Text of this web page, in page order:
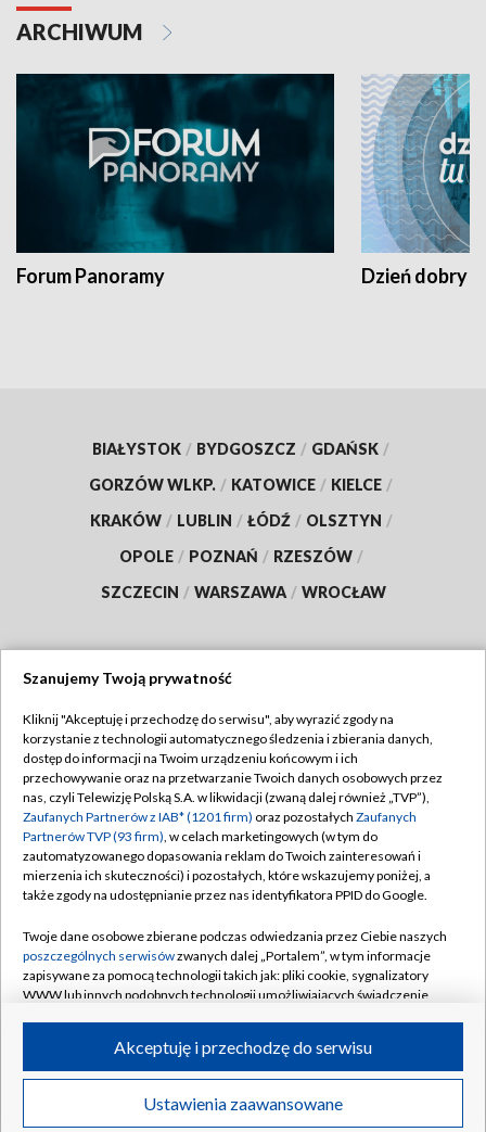
ARCHIWUM
Forum Panoramy Dzień dobry
BIAŁYSTOK / BYDGOSZCZ / GDAŃSK /
GORZÓW WLKP. / KATOWICE / KIELCE /
KRAKÓW / LUBLIN / ŁÓDŹ / OLSZTYN /
OPOLE / POZNAŃ / RZESZÓW /
SZCZECIN / WARSZAWA / WROCŁAW
TVP
Abonament TVP
Emisja w TVP
Centrum informacji TVP
Naziemna Telewizja Cyfrowa
Rada Programowa
System NOS
Informacje o nadawcy
Program dla prasy
Ogłoszenie przetargowe
Regulamin TVP
Polityka prywatności
Moje zgody
Pomoc
Kontakt
Kanały
©2026 Telewizja Polska S.A. w likwidacji
Szanujemy Twoją prywatność
Kliknij "Akceptuję i przechodzę do serwisu", aby wyrazić zgody na
korzystanie z technologii automatycznego śledzenia i zbierania danych,
dostęp do informacji na Twoim urządzeniu końcowym i ich
przechowywanie oraz na przetwarzanie Twoich danych osobowych przez
nas, czyli Telewizję Polską S.A. w likwidacji (zwaną dalej również „TVP”),
Zaufanych Partnerów z IAB* (1201 firm) oraz pozostałych Zaufanych
Partnerów TVP (93 firm), w celach marketingowych (w tym do
zautomatyzowanego dopasowania reklam do Twoich zainteresowań i
mierzenia ich skuteczności) i pozostałych, które wskazujemy poniżej, a
także zgody na udostępnianie przez nas identyfikatora PPID do Google.
Twoje dane osobowe zbierane podczas odwiedzania przez Ciebie naszych
poszczególnych serwisówzwanych dalej „Portalem”, w tym informacje
zapisywane za pomocą technologii takich jak: pliki cookie, sygnalizatory
WWW lub innych podobnych technologii umożliwiających świadczenie
ruchu w Internecie.
Twoje dane osobowe zbierane podczas odwiedzania przez Ciebie
poszczególnych serwisówna Portalu, takie jak adresy IP, identyfikatory
Ustawienia zaawansowane
Akceptuję i przechodzę do serwisu